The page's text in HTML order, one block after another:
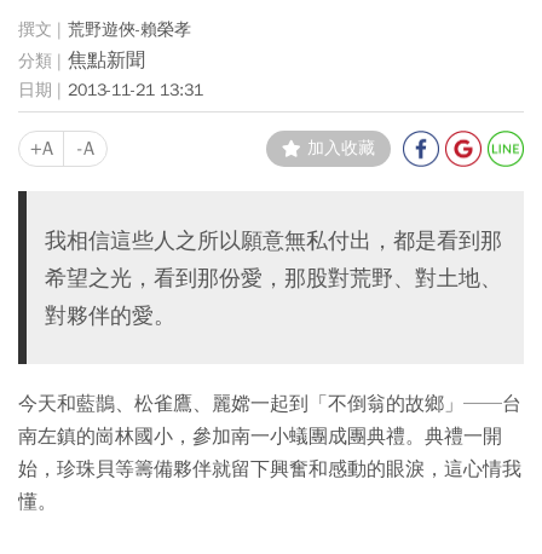
荒野遊俠-賴榮孝
焦點新聞
2013-11-21 13:31
+A -A 加入收藏
我相信這些人之所以願意無私付出，都是看到那
希望之光，看到那份愛，那股對荒野、對土地、
對夥伴的愛。
今天和藍鵲、松雀鷹、麗嫦一起到「不倒翁的故鄉」──台
南左鎮的崗林國小，參加南一小蟻團成團典禮。典禮一開
始，珍珠貝等籌備夥伴就留下興奮和感動的眼淚，這心情我
懂。